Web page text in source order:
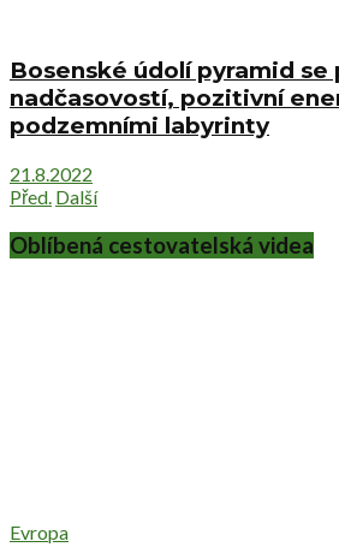
Bosenské údolí pyramid se
nadčasovostí, pozitivní
podzemními labyrinty
21.8.2022
Před. Další
Oblíbená cestovatelská videa
Evropa